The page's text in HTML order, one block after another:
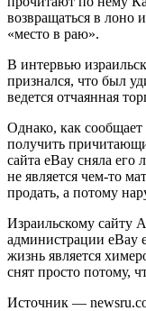
возвращаться в лоно
«место в раю».
В интервью
признался, что был
ведется отчаянная
Однако, как
получить
сайта eBay сняла его
не является чем-то
продать, а потому
Израильскому сайту
администрации eBay
жизнь является
снят просто потому,
Источник —